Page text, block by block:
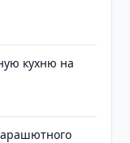
кухню на